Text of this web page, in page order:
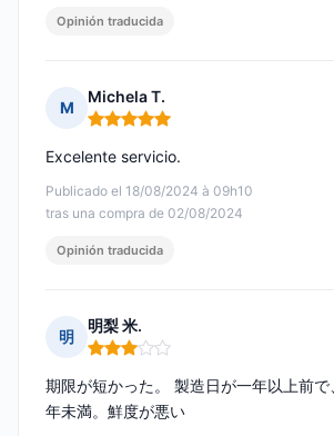
Opinión traducida
M
Michela T.
Nota: 5 de 5
Publicado el 18/08/2024 à 09h10
tras una compra de 02/08/2024
Excelente servicio.
Opinión traducida
明
明梨 米.
Nota: 3 de 5
期限が短かった。 製造日が一年以上前
年未満。鮮度が悪い